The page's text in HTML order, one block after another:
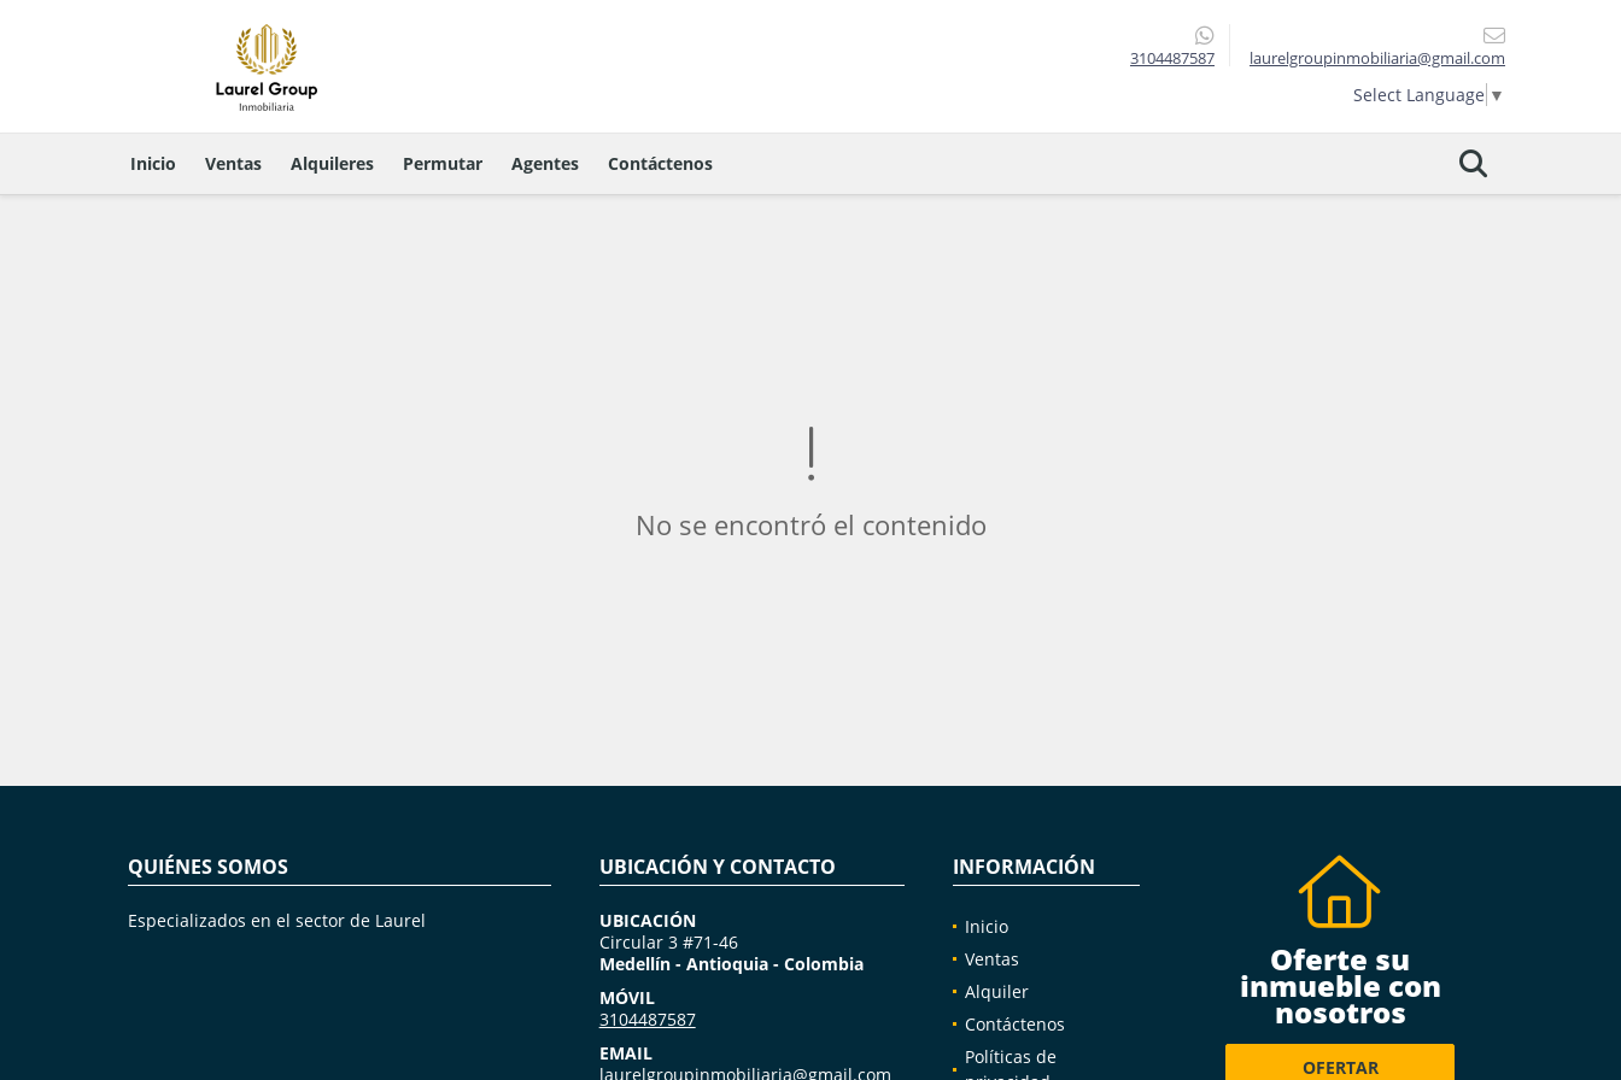
3104487587 laurelgroupinmobiliaria@gmail.com
Select Language ▼
Inicio Ventas Alquileres Permutar Agentes Contáctenos
No se encontró el contenido
QUIÉNES SOMOS
Especializados en el sector de Laurel
UBICACIÓN Y CONTACTO
UBICACIÓN
Circular 3 #71-46
Medellín - Antioquia - Colombia
MÓVIL
3104487587
EMAIL
laurelgroupinmobiliaria@gmail.com
INFORMACIÓN
Inicio
Ventas
Alquiler
Contáctenos
Políticas de
Oferte su
inmueble con
nosotros
OFERTAR